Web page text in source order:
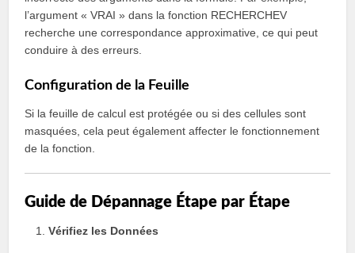
l’argument « VRAI » dans la fonction RECHERCHEV
recherche une correspondance approximative, ce qui peut
conduire à des erreurs.
Configuration de la Feuille
Si la feuille de calcul est protégée ou si des cellules sont
masquées, cela peut également affecter le fonctionnement
de la fonction.
Guide de Dépannage Étape par Étape
Vérifiez les Données